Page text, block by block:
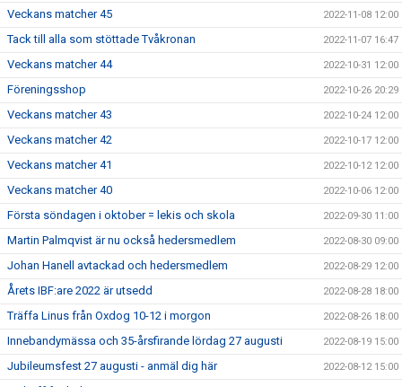
Veckans matcher 45 2022-11-08 12:00
Tack till alla som stöttade Tvåkronan 2022-11-07 16:47
Veckans matcher 44 2022-10-31 12:00
Föreningsshop 2022-10-26 20:29
Veckans matcher 43 2022-10-24 12:00
Veckans matcher 42 2022-10-17 12:00
Veckans matcher 41 2022-10-12 12:00
Veckans matcher 40 2022-10-06 12:00
Första söndagen i oktober = lekis och skola 2022-09-30 11:00
Martin Palmqvist är nu också hedersmedlem 2022-08-30 09:00
Johan Hanell avtackad och hedersmedlem 2022-08-29 12:00
Årets IBF:are 2022 är utsedd 2022-08-28 18:00
Träffa Linus från Oxdog 10-12 i morgon 2022-08-26 18:00
Innebandymässa och 35-årsfirande lördag 27 augusti 2022-08-19 15:00
Jubileumsfest 27 augusti - anmäl dig här 2022-08-12 15:00